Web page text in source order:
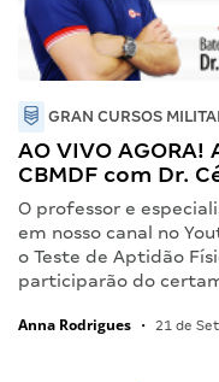
GRAN CURSOS
AO VIVO
CBMDF com Dr.
O professor e
em nosso canal no
o Teste de Aptidão
participarão do
Anna Rodrigues • 21 de